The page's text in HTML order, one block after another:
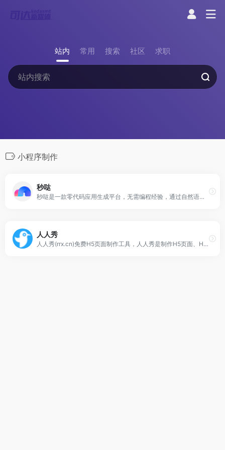
站内 常用 搜索 社区 求职
小程序制作
秒哒
秒哒是一款零代码应用生成平台，无需编程经验，通过自然语言对话式和拖拽式搭建具有完整前后端的应用，一句话生成各类应用，支持生成网站、小程序、H5、小游戏、小工具、轻应用等，提供海量免费模版，24小时在线agent团队，0成本极速上线，无需运维，一人即团队，让每个人都具备程序员能力。
人人秀
人人秀(rrx.cn)免费H5页面制作工具，人人秀是制作H5页面、H5游戏、微信活动、H5活动、涨粉活动的利器，人人秀可轻松创建微信红包活动、抽奖活动H5、投票活动、抽奖红包H5、口令红包、答题H5、照片投票H5、大转盘抽奖、活动报名、H5游戏、VR、微杂志、邀请函、人人秀贺卡、微页、微场景、场景应用红包H5、裂变红包，像制作PPT一样制作的h5页面制作工具，人人秀助力企业自主营销，带你引爆10W+，更多营销活动制作请登录人人秀官网（原名we+）。